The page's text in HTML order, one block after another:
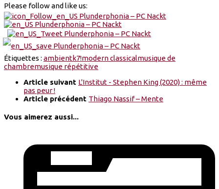
Please follow and like us:
Étiquettes : ambientk7!modern classicalmusique de
chambremusique répétitive
Article suivant L'Institut - Stephen King (2020) : même
pas peur !
Article précédent Thiago Nassif – Mente
Vous aimerez aussi...